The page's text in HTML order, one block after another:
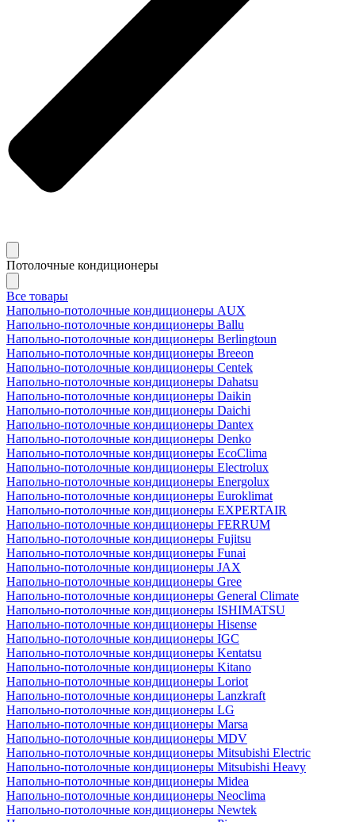
Потолочные кондиционеры
Все товары
Напольно-потолочные кондиционеры AUX
Напольно-потолочные кондиционеры Ballu
Напольно-потолочные кондиционеры Berlingtoun
Напольно-потолочные кондиционеры Breeon
Напольно-потолочные кондиционеры Centek
Напольно-потолочные кондиционеры Dahatsu
Напольно-потолочные кондиционеры Daikin
Напольно-потолочные кондиционеры Daichi
Напольно-потолочные кондиционеры Dantex
Напольно-потолочные кондиционеры Denko
Напольно-потолочные кондиционеры EcoClima
Напольно-потолочные кондиционеры Electrolux
Напольно-потолочные кондиционеры Energolux
Напольно-потолочные кондиционеры Euroklimat
Напольно-потолочные кондиционеры EXPERTAIR
Напольно-потолочные кондиционеры FERRUM
Напольно-потолочные кондиционеры Fujitsu
Напольно-потолочные кондиционеры Funai
Напольно-потолочные кондиционеры JAX
Напольно-потолочные кондиционеры Gree
Напольно-потолочные кондиционеры General Climate
Напольно-потолочные кондиционеры ISHIMATSU
Напольно-потолочные кондиционеры Hisense
Напольно-потолочные кондиционеры IGC
Напольно-потолочные кондиционеры Kentatsu
Напольно-потолочные кондиционеры Kitano
Напольно-потолочные кондиционеры Loriot
Напольно-потолочные кондиционеры Lanzkraft
Напольно-потолочные кондиционеры LG
Напольно-потолочные кондиционеры Marsa
Напольно-потолочные кондиционеры MDV
Напольно-потолочные кондиционеры Mitsubishi Electric
Напольно-потолочные кондиционеры Mitsubishi Heavy
Напольно-потолочные кондиционеры Midea
Напольно-потолочные кондиционеры Neoclima
Напольно-потолочные кондиционеры Newtek